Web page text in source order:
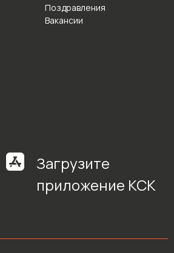
Поздравления
Вакансии
Загрузите
приложение КСК